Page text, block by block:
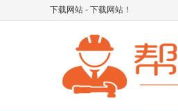
下载网站 - 下载网站！